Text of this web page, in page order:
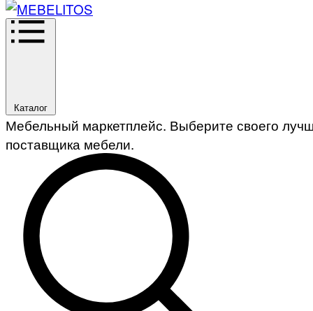
Каталог
Мебельный маркетплейс. Выберите своего
поставщика мебели.